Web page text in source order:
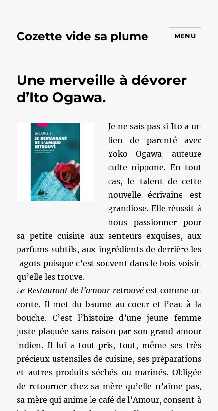
Cozette vide sa plume MENU
Une merveille à dévorer
d’Ito Ogawa.
Je ne sais pas si Ito a un
lien de parenté avec
Yoko Ogawa, auteure
culte nippone. En tout
cas, le talent de cette
nouvelle écrivaine est
grandiose. Elle réussit à
nous passionner pour
sa petite cuisine aux senteurs exquises, aux
parfums subtils, aux ingrédients de derrière les
fagots puisque c’est souvent dans le bois voisin
qu’elle les trouve.
Le Restaurant de l’amour retrouvé est comme un
conte. Il met du baume au coeur et l’eau à la
bouche. C’est l’histoire d’une jeune femme
juste plaquée sans raison par son grand amour
indien. Il lui a tout pris, tout, même ses très
précieux ustensiles de cuisine, ses préparations
et autres produits séchés ou marinés. Obligée
de retourner chez sa mère qu’elle n’aime pas,
sa mère qui anime le café de l’Amour, consent à